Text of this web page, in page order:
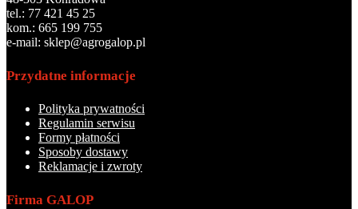
tel.: 77 421 45 25
kom.: 665 199 755
e-mail: sklep@agrogalop.pl
Przydatne informacje
Polityka prywatności
Regulamin serwisu
Formy płatności
Sposoby dostawy
Reklamacje i zwroty
Firma GALOP